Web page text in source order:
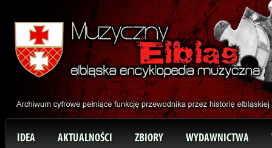
IDEA AKTUALNOŚCI ZBIORY WYDAWNICTWA